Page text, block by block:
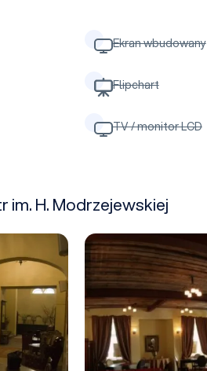
Ekran wbudowany
Flipchart
TV / monitor LCD
im. H. Modrzejewskiej
Ratuszowa